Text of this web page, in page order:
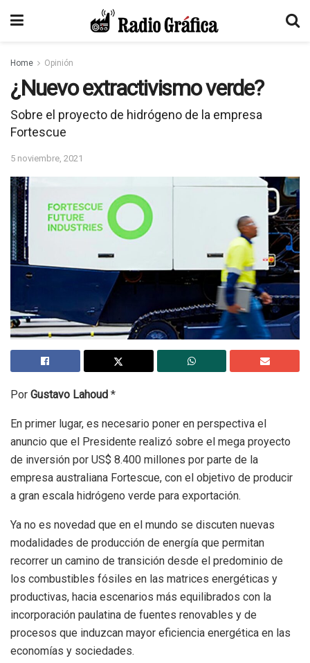
Home Opinión
¿Nuevo extractivismo verde?
Sobre el proyecto de hidrógeno de la empresa
Fortescue
5 noviembre, 2021
Por Gustavo Lahoud *
En primer lugar, es necesario poner en perspectiva el
anuncio que el Presidente realizó sobre el mega proyecto
de inversión por US$ 8.400 millones por parte de la
empresa australiana Fortescue, con el objetivo de producir
a gran escala hidrógeno verde para exportación.
Ya no es novedad que en el mundo se discuten nuevas
modalidades de producción de energía que permitan
recorrer un camino de transición desde el predominio de
los combustibles fósiles en las matrices energéticas y
productivas, hacia escenarios más equilibrados con la
incorporación paulatina de fuentes renovables y de
procesos que induzcan mayor eficiencia energética en las
economías y sociedades.